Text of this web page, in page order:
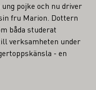
pojke och nu driver
fru Marion. Dottern
båda studerat
verksamheten under
- en